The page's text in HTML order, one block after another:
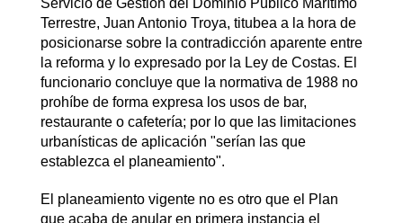
Terrestre, Juan Antonio Troya, titubea a la hora de
posicionarse sobre la contradicción aparente entre
la reforma y lo expresado por la Ley de Costas. El
funcionario concluye que la normativa de 1988 no
prohíbe de forma expresa los usos de bar,
restaurante o cafetería; por lo que las limitaciones
urbanísticas de aplicación "serían las que
establezca el planeamiento".
El planeamiento vigente no es otro que el Plan
que acaba de anular en primera instancia el